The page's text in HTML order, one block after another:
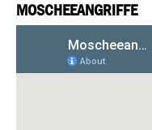
MOSCHEEANGRIFFE